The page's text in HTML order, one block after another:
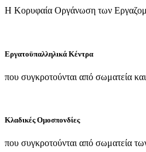
Η Κορυφαία Οργάνωση των
Εργατοϋπαλληλικά Κέντρα
που συγκροτούνται από σωματεία
Κλαδικές Ομοσπονδίες
που συγκροτούνται από σωματεία